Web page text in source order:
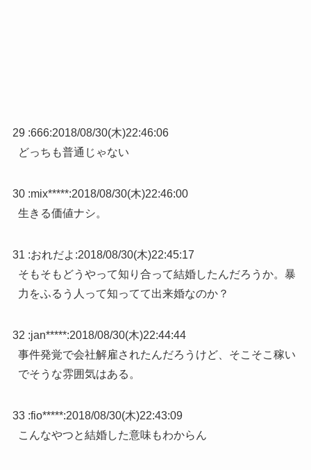
29 :666:2018/08/30(木)22:46:06
どっちも普通じゃない
30 :mix*****:2018/08/30(木)22:46:00
生きる価値ナシ。
31 :おれだよ :2018/08/30(木)22:45:17
そもそもどうやって知り合って結婚したんだろうか。暴
力をふるう人って知ってて出来婚なのか？
32 :jan*****:2018/08/30(木)22:44:44
事件発覚で会社解雇されたんだろうけど、そこそこ稼い
でそうな雰囲気はある。
33 :fio*****:2018/08/30(木)22:43:09
こんなやつと結婚した意味もわからん